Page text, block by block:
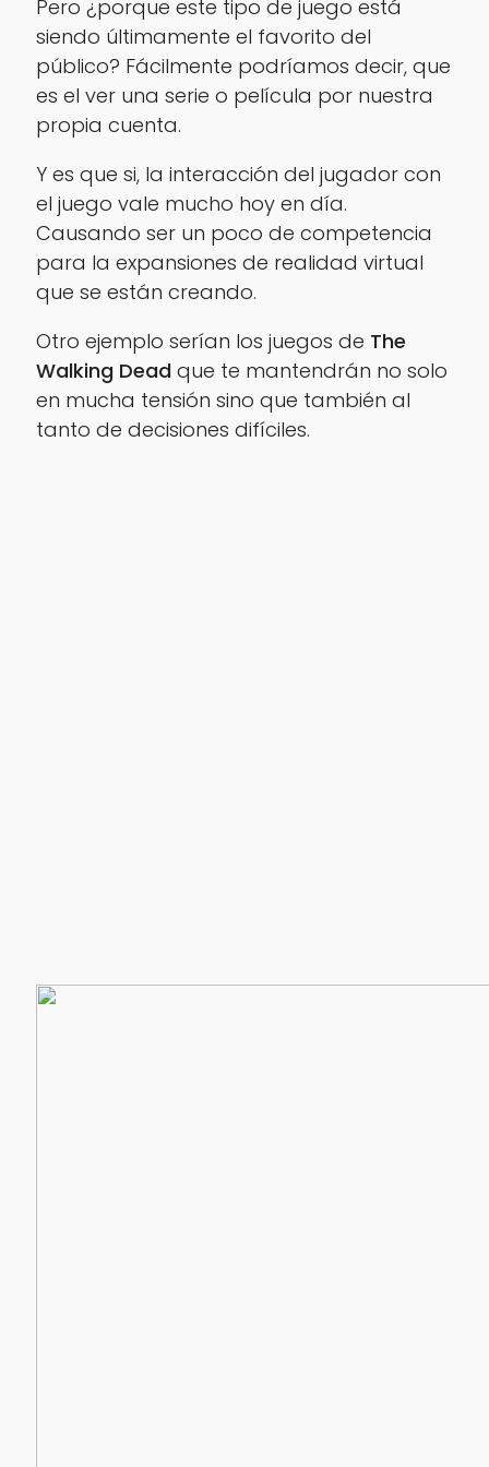
Pero ¿porque este tipo de juego está
siendo últimamente el favorito del
público? Fácilmente podríamos decir, que
es el ver una serie o película por nuestra
propia cuenta.
Y es que si, la interacción del jugador con
el juego vale mucho hoy en día.
Causando ser un poco de competencia
para la expansiones de realidad virtual
que se están creando.
Otro ejemplo serían los juegos de The
Walking Dead que te mantendrán no solo
en mucha tensión sino que también al
tanto de decisiones difíciles.